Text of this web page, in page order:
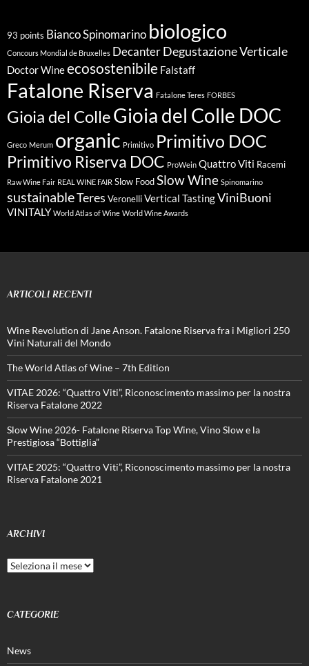
93 points Bianco Spinomarino biologico
Concours Mondial de Bruxelles DecanterDegustazione Verticale
Doctor Wineecosostenibile Falstaff
Fatalone Riserva Fatalone Teres FORBES
Gioia del ColleGioia del Colle DOC
Greco Merum organic Primitivo Primitivo DOC
Primitivo Riserva DOC ProWein Quattro Viti Racemi
Raw Wine Fair REAL WINE FAIR Slow FoodSlow Wine Spinomarino
sustainableTeres VeronelliVertical TastingViniBuoni
VINITALY World Atlas of Wine World Wine Awards
ARTICOLI RECENTI
Wine Revolution di Jane Anson. Fatalone Riserva fra i Migliori 250
Vini Naturali del Mondo
The World Atlas of Wine – 7th Edition
VITAE 2026: “Quattro Viti”, Riconoscimento massimo per la nostra
Riserva Fatalone 2022
Slow Wine 2026- Fatalone Riserva Top Wine, Vino Slow e la
Prestigiosa “Bottiglia”
VITAE 2025: “Quattro Viti”, Riconoscimento massimo per la nostra
Riserva Fatalone 2021
ARCHIVI
Archivi
CATEGORIE
News